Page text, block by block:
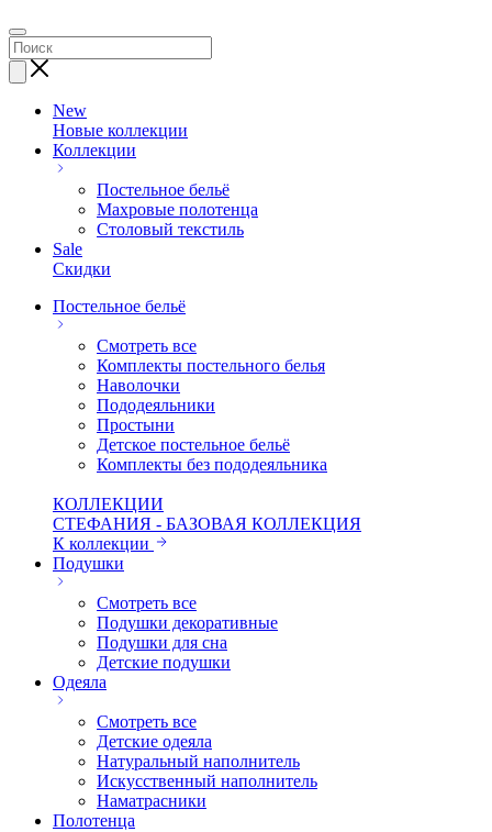
New
Новые коллекции
Коллекции
Постельное бельё
Махровые полотенца
Столовый текстиль
Sale
Скидки
Постельное бельё
Смотреть все
Комплекты постельного белья
Наволочки
Пододеяльники
Простыни
Детское постельное бельё
Комплекты без пододеяльника
КОЛЛЕКЦИИ
СТЕФАНИЯ - БАЗОВАЯ КОЛЛЕКЦИЯ
К коллекции
Подушки
Смотреть все
Подушки декоративные
Подушки для сна
Детские подушки
Одеяла
Смотреть все
Детские одеяла
Натуральный наполнитель
Искуcственный наполнитель
Наматрасники
Полотенца